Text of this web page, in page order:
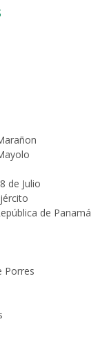
de Julio
de Panamá
Porres